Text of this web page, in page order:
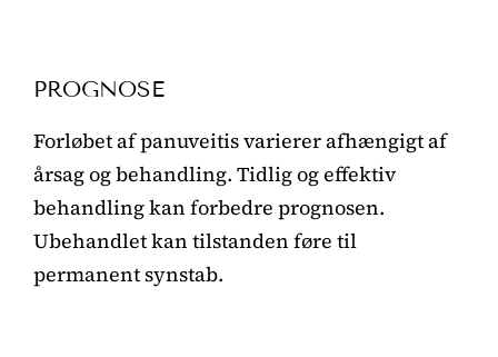
PROGNOSE
Forløbet af panuveitis varierer afhængigt af
årsag og behandling. Tidlig og effektiv
behandling kan forbedre prognosen.
Ubehandlet kan tilstanden føre til
permanent synstab.